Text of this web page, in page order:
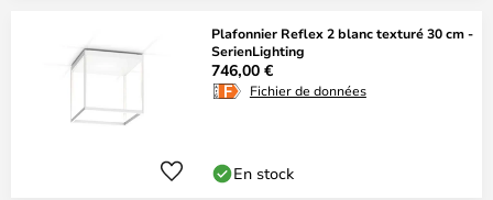
Plafonnier Reflex 2 blanc texturé 30 cm -
SerienLighting
746,00 €
Fichier de données
En stock